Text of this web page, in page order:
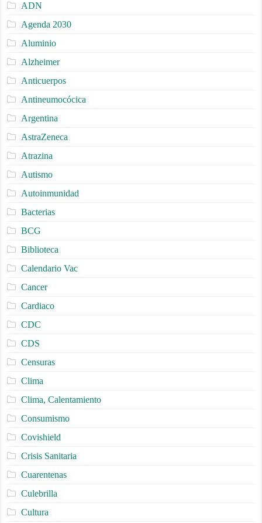
ADN
Agenda 2030
Aluminio
Alzheimer
Anticuerpos
Antineumocócica
Argentina
AstraZeneca
Atrazina
Autismo
Autoinmunidad
Bacterias
BCG
Biblioteca
Calendario Vac
Cancer
Cardiaco
CDC
CDS
Censuras
Clima
Clima, Calentamiento
Consumismo
Covishield
Crisis Sanitaria
Cuarentenas
Culebrilla
Cultura